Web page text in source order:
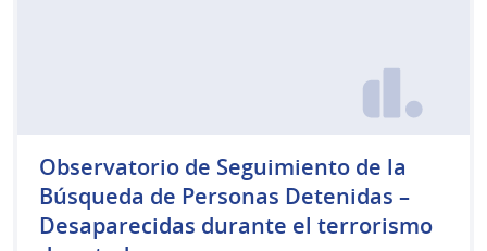
Observatorio de Seguimiento de la
Búsqueda de Personas Detenidas –
Desaparecidas durante el terrorismo